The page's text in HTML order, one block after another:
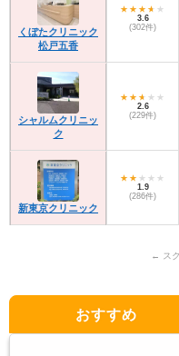
くぼたクリニック
松戸五香
3.6
(302件)
シャルムクリニッ
ク
2.6
(229件)
新東京クリニック
1.9
(286件)
おすすめ